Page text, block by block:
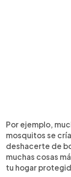
Por ejemplo,
mosquitos se
deshacerte de
muchas cosas
tu hogar